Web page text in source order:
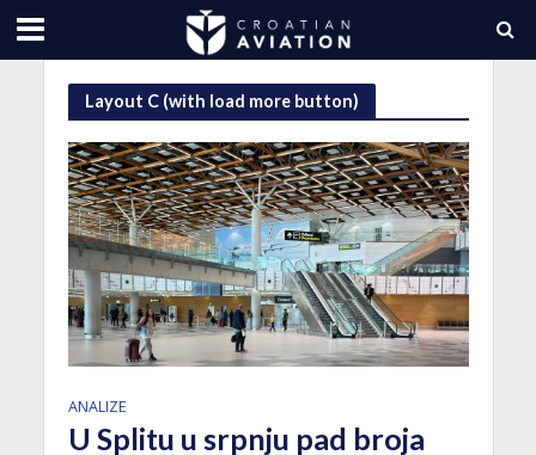
Layout C (with load more button)
ANALIZE
U Splitu u srpnju pad broja